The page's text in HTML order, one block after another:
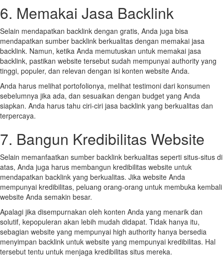
6. Memakai Jasa Backlink
Selain mendapatkan backlink dengan gratis, Anda juga bisa
mendapatkan sumber backlink berkualitas dengan memakai jasa
backlink. Namun, ketika Anda memutuskan untuk memakai jasa
backlink, pastikan website tersebut sudah mempunyai authority yang
tinggi, populer, dan relevan dengan isi konten website Anda.
Anda harus melihat portofolionya, melihat testimoni dari konsumen
sebelumnya jika ada, dan sesuaikan dengan budget yang Anda
siapkan. Anda harus tahu ciri-ciri jasa backlink yang berkualitas dan
terpercaya.
7. Bangun Kredibilitas Website
Selain memanfaatkan sumber backlink berkualitas seperti situs-situs di
atas, Anda juga harus membangun kredibilitas website untuk
mendapatkan backlink yang berkualitas. Jika website Anda
mempunyai kredibilitas, peluang orang-orang untuk membuka kembali
website Anda semakin besar.
Apalagi jika disempurnakan oleh konten Anda yang menarik dan
solutif, kepopuleran akan lebih mudah didapat. Tidak hanya itu,
sebagian website yang mempunyai high authority hanya bersedia
menyimpan backlink untuk website yang mempunyai kredibilitas. Hal
tersebut tentu untuk menjaga kredibilitas situs mereka.